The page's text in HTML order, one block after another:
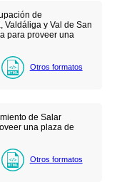
de
Valdáliga y Val de San
para proveer una
Otros formatos
de Salar
una plaza de
Otros formatos